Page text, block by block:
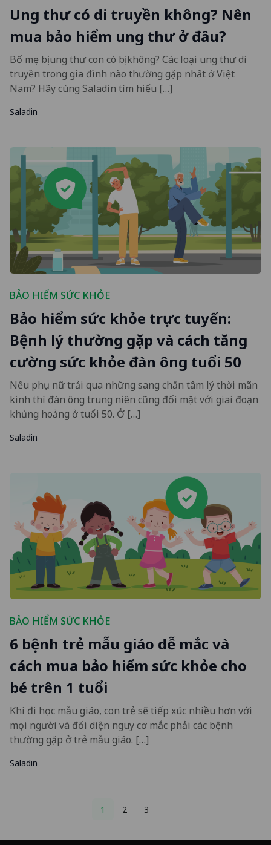
Ung thư có di truyền không? Nên
mua bảo hiểm ung thư ở đâu?
Bố mẹ bị ung thư con có bị không? Các loại ung thư di
truyền trong gia đình nào thường gặp nhất ở Việt
Nam? Hãy cùng Saladin tìm hiểu […]
Saladin
BẢO HIỂM SỨC KHỎE
Bảo hiểm sức khỏe trực tuyến:
Bệnh lý thường gặp và cách tăng
cường sức khỏe đàn ông tuổi 50
Nếu phụ nữ trải qua những sang chấn tâm lý thời mãn
kinh thì đàn ông trung niên cũng đối mặt với giai đoạn
khủng hoảng ở tuổi 50. Ở […]
Saladin
BẢO HIỂM SỨC KHỎE
6 bệnh trẻ mẫu giáo dễ mắc và
cách mua bảo hiểm sức khỏe cho
bé trên 1 tuổi
Khi đi học mẫu giáo, con trẻ sẽ tiếp xúc nhiều hơn với
mọi người và đối diện nguy cơ mắc phải các bệnh
thường gặp ở trẻ mẫu giáo. […]
Saladin
Posts
1 2 3